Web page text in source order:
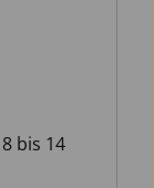
bis 14